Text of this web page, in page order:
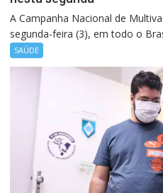
A Campanha Nacional de
segunda-feira (3), em todo o
SAÚDE